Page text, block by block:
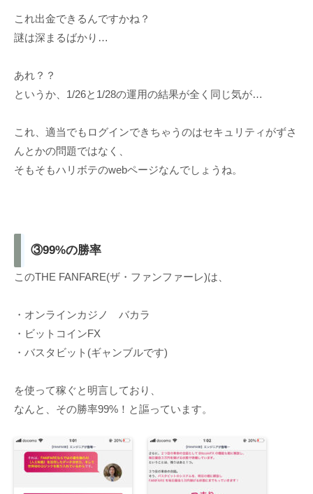
これ出金できるんですかね？
謎は深まるばかり…
あれ？？
というか、1/26と1/28の運用の結果が全く同じ気が…
これ、適当でもログインできちゃうのはセキュリティがずさ
んとかの問題ではなく、
そもそもハリボテのwebページなんでしょうね。
③99%の勝率
このTHE FANFARE(ザ・ファンファーレ)は、
・オンラインカジノ バカラ
・ビットコインFX
・バスタビット(ギャンブルです)
を使って稼ぐと明言しており、
なんと、その勝率99%！と謳っています。